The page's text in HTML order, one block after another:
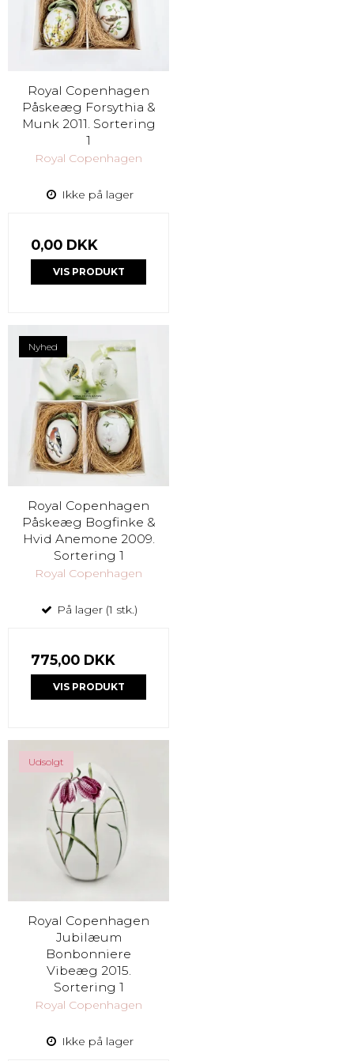
Royal Copenhagen
Påskeæg Forsythia &
Munk 2011. Sortering
1
Royal Copenhagen
Ikke på lager
0,00 DKK
VIS PRODUKT
Nyhed
Royal Copenhagen
Påskeæg Bogfinke &
Hvid Anemone 2009.
Sortering 1
Royal Copenhagen
På lager (1 stk.)
775,00 DKK
VIS PRODUKT
Udsolgt
Royal Copenhagen
Jubilæum
Bonbonniere
Vibeæg 2015.
Sortering 1
Royal Copenhagen
Ikke på lager